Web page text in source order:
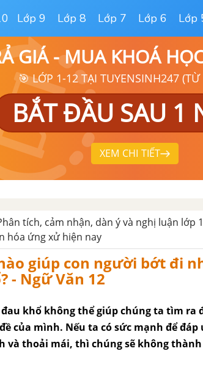
Lớp 9 Lớp 8 Lớp 7 Lớp 6 Lớp
GIÁ - MUA KHOÁ
🎯 LỚP 1-12 TẠI TUYENSINH247
BẮT ĐẦU SAU 1
XEM CHI TIẾT
tích, cảm nhận, dàn ý và nghị luận lớp
hóa ứng xử hiện nay
giúp con người bớt đi
- Ngữ Văn 12
đau khổ không thể giúp chúng ta tìm ra
của mình. Nếu ta có sức mạnh để
và thoải mái, thì chúng sẽ không thành